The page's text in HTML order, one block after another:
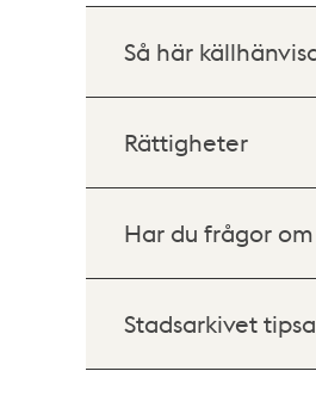
Så här
Rättigheter
Har du frågor
Stadsarkivet